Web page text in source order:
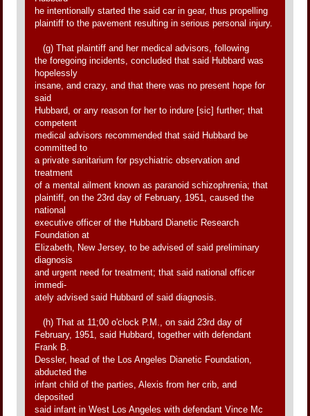
he intentionally started the said car in gear, thus propelling
plaintiff to the pavement resulting in serious personal injury.
(g) That plaintiff and her medical advisors, following
the foregoing incidents, concluded that said Hubbard was
hopelessly
insane, and crazy, and that there was no present hope for
said
Hubbard, or any reason for her to indure [sic] further; that
competent
medical advisors recommended that said Hubbard be
committed to
a private sanitarium for psychiatric observation and
treatment
of a mental ailment known as paranoid schizophrenia; that
plaintiff, on the 23rd day of February, 1951, caused the
national
executive officer of the Hubbard Dianetic Research
Foundation at
Elizabeth, New Jersey, to be advised of said preliminary
diagnosis
and urgent need for treatment; that said national officer
immedi-
ately advised said Hubbard of said diagnosis.
(h) That at 11;00 o'clock P.M., on said 23rd day of
February, 1951, said Hubbard, together with defendant
Frank B.
Dessler, head of the Los Angeles Dianetic Foundation,
abducted the
infant child of the parties, Alexis from her crib, and
deposited
said infant in West Los Angeles with defendant Vince Mc